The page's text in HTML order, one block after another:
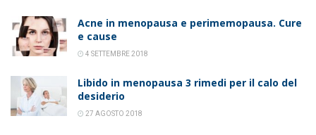
Acne in menopausa e perimemopausa. Cure
e cause
4 SETTEMBRE 2018
Libido in menopausa 3 rimedi per il calo del
desiderio
27 AGOSTO 2018